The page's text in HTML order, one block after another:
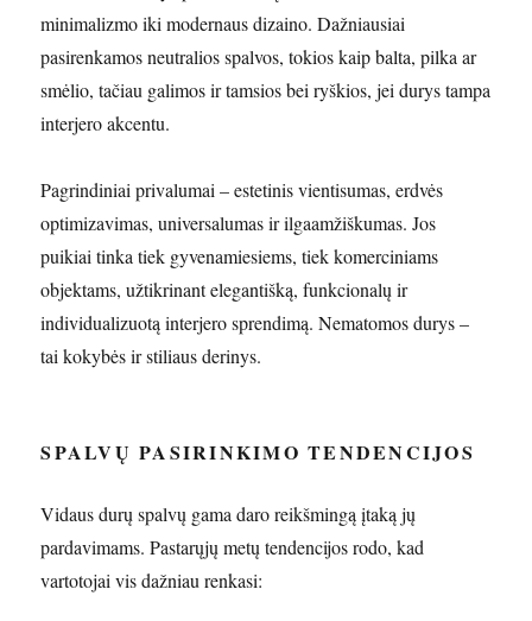
minimalizmo iki modernaus dizaino. Dažniausiai
pasirenkamos neutralios spalvos, tokios kaip balta, pilka ar
smėlio, tačiau galimos ir tamsios bei ryškios, jei durys tampa
interjero akcentu.
Pagrindiniai privalumai – estetinis vientisumas, erdvės
optimizavimas, universalumas ir ilgaamžiškumas. Jos
puikiai tinka tiek gyvenamiesiems, tiek komerciniams
objektams, užtikrinant elegantišką, funkcionalų ir
individualizuotą interjero sprendimą. Nematomos durys –
tai kokybės ir stiliaus derinys.
SPALVŲ PASIRINKIMO TENDENCIJOS
Vidaus durų spalvų gama daro reikšmingą įtaką jų
pardavimams. Pastarųjų metų tendencijos rodo, kad
vartotojai vis dažniau renkasi: